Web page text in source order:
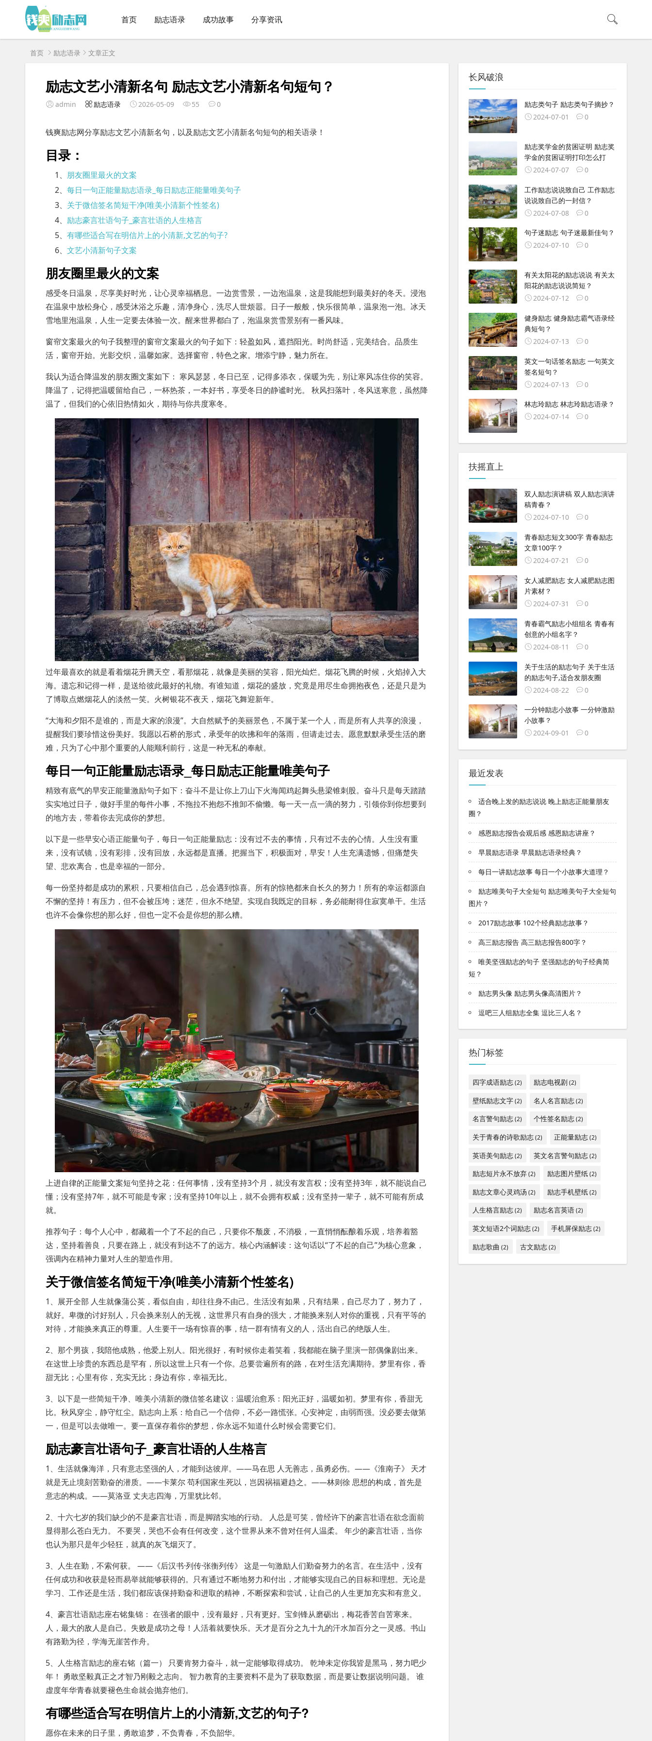
首页 励志语录 成功故事 分享资讯
首页 励志语录 文章正文
励志文艺小清新名句 励志文艺小清新名句短句？
admin 励志语录 2026-05-09 55 0
钱爽励志网分享励志文艺小清新名句，以及励志文艺小清新名句短句的相关语录！
目录：
1、 朋友圈里最火的文案
2、每日一句正能量励志语录_每日励志正能量唯美句子
3、 关于微信签名简短干净(唯美小清新个性签名)
4、 励志豪言壮语句子_豪言壮语的人生格言
5、有哪些适合写在明信片上的小清新,文艺的句子?
6、文艺小清新句子文案
朋友圈里最火的文案
感受冬日温泉，尽享美好时光，让心灵幸福栖息。一边赏雪景，一边泡温泉，这是我能想到最美好的冬天。浸泡
在温泉中放松身心，感受沐浴之乐趣，清净身心，洗尽人世烦嚣。日子一般般，快乐很简单，温泉泡一泡。冰天
雪地里泡温泉，人生一定要去体验一次。醒来世界都白了，泡温泉赏雪景别有一番风味。
窗帘文案最火的句子我整理的窗帘文案最火的句子如下：轻盈如风，遮挡阳光。时尚舒适，完美结合。品质生
活，窗帘开始。光影交织，温馨如家。选择窗帘，特色之家。增添宁静，魅力所在。
我认为适合降温发的朋友圈文案如下： 寒风瑟瑟，冬日已至，记得多添衣，保暖为先，别让寒风冻住你的笑容。
降温了，记得把温暖留给自己，一杯热茶，一本好书，享受冬日的静谧时光。 秋风扫落叶，冬风送寒意，虽然降
温了，但我们的心依旧热情如火，期待与你共度寒冬。
过年最喜欢的就是看着烟花升腾天空，看那烟花，就像是美丽的笑容，阳光灿烂。烟花飞腾的时候，火焰掉入大
海。遗忘和记得一样，是送给彼此最好的礼物。有谁知道，烟花的盛放，究竟是用尽生命拥抱夜色，还是只是为
了博取点燃烟花人的淡然一笑。火树银花不夜天，烟花飞舞迎新年。
“大海和夕阳不是谁的，而是大家的浪漫”。大自然赋予的美丽景色，不属于某一个人，而是所有人共享的浪漫，
提醒我们要珍惜这份美好。我愿以石桥的形式，承受年的吹拂和年的落雨，但请走过去。愿意默默承受生活的磨
难，只为了心中那个重要的人能顺利前行，这是一种无私的奉献。
每日一句正能量励志语录_每日励志正能量唯美句子
精致有底气的早安正能量激励句子如下：奋斗不是让你上刀山下火海闻鸡起舞头悬梁锥刺股。奋斗只是每天踏踏
实实地过日子，做好手里的每件小事，不拖拉不抱怨不推卸不偷懒。每一天一点一滴的努力，引领你到你想要到
的地方去，带着你去完成你的梦想。
以下是一些早安心语正能量句子，每日一句正能量励志：没有过不去的事情，只有过不去的心情。人生没有重
来，没有试镜，没有彩排，没有回放，永远都是直播。把握当下，积极面对，早安！人生充满遗憾，但痛楚失
望、悲欢离合，也是幸福的一部分。
每一份坚持都是成功的累积，只要相信自己，总会遇到惊喜。所有的惊艳都来自长久的努力！所有的幸运都源自
不懈的坚持！有压力，但不会被压垮；迷茫，但永不绝望。实现自我既定的目标，务必能耐得住寂寞单干。生活
也许不会像你想的那么好，但也一定不会是你想的那么糟。
上进自律的正能量文案短句坚持之花：任何事情，没有坚持3个月，就没有发言权；没有坚持3年，就不能说自己
懂；没有坚持7年，就不可能是专家；没有坚持10年以上，就不会拥有权威；没有坚持一辈子，就不可能有所成
就。
推荐句子：每个人心中，都藏着一个了不起的自己，只要你不颓废，不消极，一直悄悄酝酿着乐观，培养着豁
达，坚持着善良，只要在路上，就没有到达不了的远方。核心内涵解读：这句话以“了不起的自己”为核心意象，
强调内在精神力量对人生的塑造作用。
关于微信签名简短干净(唯美小清新个性签名)
1、展开全部 人生就像蒲公英，看似自由，却往往身不由己。生活没有如果，只有结果，自己尽力了，努力了，
就好。卑微的讨好别人，只会换来别人的无视，这世界只有自身的强大，才能换来别人对你的重视，只有平等的
对待，才能换来真正的尊重。人生要干一场有惊喜的事，结一群有情有义的人，活出自己的绝版人生。
2、那个男孩，我陪他成熟，他爱上别人。阳光很好，有时候你走着笑着，我都能在脑子里演一部偶像剧出来。
在这世上珍贵的东西总是罕有，所以这世上只有一个你。总要尝遍所有的路，在对生活充满期待。梦里有你，香
甜无比；心里有你，充实无比；身边有你，幸福无比。
3、以下是一些简短干净、唯美小清新的微信签名建议：温暖治愈系：阳光正好，温暖如初。梦里有你，香甜无
比。秋风穿尘，静守红尘。励志向上系：给自己一个信仰，不必一路慌张。心安神定，由弱而强。没必要去做第
一，但是可以去做唯一。要一直保存着你的梦想，你永远不知道什么时候会需要它们。
励志豪言壮语句子_豪言壮语的人生格言
1、生活就像海洋，只有意志坚强的人，才能到达彼岸。——马在思 人无善志，虽勇必伤。——《淮南子》 天才
就是无止境刻苦勤奋的潜质。——卡莱尔 苟利国家生死以，岂因祸福避趋之。——林则徐 思想的构成，首先是
意志的构成。——莫洛亚 丈夫志四海，万里犹比邻。
2、十六七岁的我们缺少的不是豪言壮语，而是脚踏实地的行动。 人总是可笑，曾经许下的豪言壮语在欲念面前
显得那么苍白无力。 不要哭，哭也不会有任何改变，这个世界从来不曾对任何人温柔。 年少的豪言壮语，当你
也认为那只是年少轻狂，就真的灰飞烟灭了。
3、人生在勤，不索何获。 ——《后汉书·列传·张衡列传》 这是一句激励人们勤奋努力的名言。在生活中，没有
任何成功和收获是轻而易举就能够获得的。只有通过不断地努力和付出，才能够实现自己的目标和理想。无论是
学习、工作还是生活，我们都应该保持勤奋和进取的精神，不断探索和尝试，让自己的人生更加充实和有意义。
4、豪言壮语励志座右铭集锦： 在强者的眼中，没有最好，只有更好。宝剑锋从磨砺出，梅花香苦自苦寒来。
人，最大的敌人是自己。失败是成功之母！人活着就要快乐。天才是百分之九十九的汗水加百分之一灵感。书山
有路勤为径，学海无崖苦作舟。
5、人生格言励志的座右铭（篇一） 只要肯努力奋斗，就一定能够取得成功。 乾坤未定你我皆是黑马，努力吧少
年！ 勇敢坚毅真正之才智乃刚毅之志向。 智力教育的主要资料不是为了获取数据，而是要让数据说明问题。 谁
虚度年华青春就要褪色生命就会抛弃他们。
有哪些适合写在明信片上的小清新,文艺的句子?
愿你在未来的日子里，勇敢追梦，不负青春，不负韶华。
长风破浪
励志类句子 励志类句子摘抄？
2024-07-01
0
励志奖学金的贫困证明 励志奖
学金的贫困证明打印怎么打
2024-07-07
0
工作励志说说致自己 工作励志
说说致自己的一封信？
2024-07-08
0
句子迷励志 句子迷最新佳句？
2024-07-10
0
有关太阳花的励志说说 有关太
阳花的励志说说简短？
2024-07-12
0
健身励志 健身励志霸气语录经
典短句？
2024-07-13
0
英文一句话签名励志 一句英文
签名短句？
2024-07-13
0
林志玲励志 林志玲励志语录？
2024-07-14
0
扶摇直上
双人励志演讲稿 双人励志演讲
稿青春？
2024-07-10
0
青春励志短文300字 青春励志
文章100字？
2024-07-21
0
女人减肥励志 女人减肥励志图
片素材？
2024-07-31
0
青春霸气励志小组组名 青春有
创意的小组名字？
2024-08-11
0
关于生活的励志句子 关于生活
的励志句子,适合发朋友圈
2024-08-22
0
一分钟励志小故事 一分钟激励
小故事？
2024-09-01
0
最近发表
适合晚上发的励志说说 晚上励志正能量朋友
圈？
感恩励志报告会观后感 感恩励志讲座？
早晨励志语录 早晨励志语录经典？
每日一讲励志故事 每日一个小故事大道理？
励志唯美句子大全短句 励志唯美句子大全短句
图片？
2017励志故事 102个经典励志故事？
高三励志报告 高三励志报告800字？
唯美坚强励志的句子 坚强励志的句子经典简
短？
励志男头像 励志男头像高清图片？
逗吧三人组励志全集 逗比三人名？
热门标签
四字成语励志(2) 励志电视剧(2)
壁纸励志文字(2) 名人名言励志(2)
名言警句励志(2) 个性签名励志(2)
关于青春的诗歌励志(2) 正能量励志(2)
英语美句励志(2) 英文名言警句励志(2)
励志短片永不放弃(2) 励志图片壁纸(2)
励志文章心灵鸡汤 (2) 励志手机壁纸(2)
人生格言励志(2) 励志名言英语(2)
英文短语2个词励志(2) 手机屏保励志(2)
励志歌曲 (2) 古文励志(2)